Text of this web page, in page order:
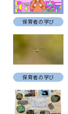
保育者の学び
保育者の学び